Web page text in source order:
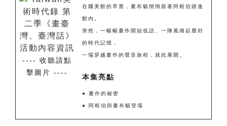
---- 收聽請點
擊圖片 ----
在國美館的早晨，畫布貓悄悄跟著阿框伯踏進
館內。
突然，一幅幅畫作開始低語、一陣風捲起塵封
的時代記憶，
一場穿越畫作的聲音旅程，就此展開。
本集亮點
● 畫作的秘密
● 阿框伯與畫布貓登場